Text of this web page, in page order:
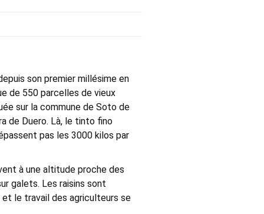
son premier millésime en
de 550 parcelles de vieux
sur la commune de Soto de
de Duero. Là, le tinto fino
pas les 3000 kilos par
à une altitude proche des
galets. Les raisins sont
le travail des agriculteurs se